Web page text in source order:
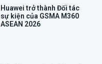
Huawei trở thành Đối tác
sự kiện của GSMA M360
ASEAN 2026